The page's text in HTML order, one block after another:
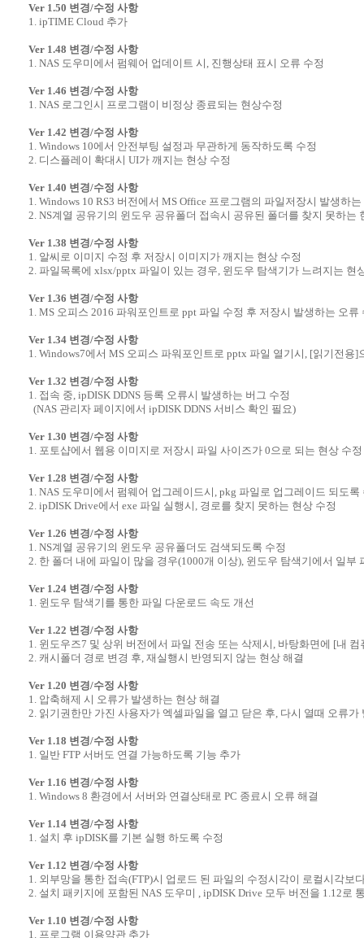
Ver 1.50 변경/수정 사항
1. ipTIME Cloud 추가
Ver 1.48 변경/수정 사항
1. NAS 도우미에서 펌웨어 업데이트 시, 진행상태 표시 오류 수정
Ver 1.46 변경/수정 사항
1. NAS 로그인시 프로그램이 비정상 종료되는 현상수정
Ver 1.42 변경/수정 사항
1. Windows 10에서 안전부팅 설정과 무관하게 동작하도록 수정
2. 디스플레이 확대시 UI가 깨지는 현상 수정
Ver 1.40 변경/수정 사항
1. Windows 10 RS3 버전에서 MS Office 프로그램의 파일저장시 발생하
2. NS계열 공유기의 윈도우 공유폴더 접속시 공유된 폴더를 찾지 못하는
Ver 1.38 변경/수정 사항
1. 알씨로 이미지 수정 후 저장시 이미지가 깨지는 현상 수정
2. 파일목록에 xlsx/pptx 파일이 있는 경우, 윈도우 탐색기가 느려지는 현
Ver 1.36 변경/수정 사항
1. MS 오피스 2016 파워포인트로 ppt 파일 수정 후 저장시 발생하는 오류
Ver 1.34 변경/수정 사항
1. Windows7에서 MS 오피스 파워포인트로 pptx 파일 열기시, [읽기전용]
Ver 1.32 변경/수정 사항
1. 접속 중, ipDISK DDNS 등록 오류시 발생하는 버그 수정
(NAS 관리자 페이지에서 ipDISK DDNS 서비스 확인 필요)
Ver 1.30 변경/수정 사항
1. 포토샵에서 웹용 이미지로 저장시 파일 사이즈가 0으로 되는 현상 수정
Ver 1.28 변경/수정 사항
1. NAS 도우미에서 펌웨어 업그레이드시, pkg 파일로 업그레이드 되도록
2. ipDISK Drive에서 exe 파일 실행시, 경로를 찾지 못하는 현상 수정
Ver 1.26 변경/수정 사항
1. NS계열 공유기의 윈도우 공유폴더도 검색되도록 수정
2. 한 폴더 내에 파일이 많을 경우(1000개 이상), 윈도우 탐색기에서 일부
Ver 1.24 변경/수정 사항
1. 윈도우 탐색기를 통한 파일 다운로드 속도 개선
Ver 1.22 변경/수정 사항
1. 윈도우즈7 및 상위 버전에서 파일 전송 또는 삭제시, 바탕화면에 [내
2. 캐시폴더 경로 변경 후, 재실행시 반영되지 않는 현상 해결
Ver 1.20 변경/수정 사항
1. 압축해제 시 오류가 발생하는 현상 해결
2. 읽기권한만 가진 사용자가 엑셀파일을 열고 닫은 후, 다시 열때 오류가
Ver 1.18 변경/수정 사항
1. 일반 FTP 서버도 연결 가능하도록 기능 추가
Ver 1.16 변경/수정 사항
1. Windows 8 환경에서 서버와 연결상태로 PC 종료시 오류 해결
Ver 1.14 변경/수정 사항
1. 설치 후 ipDISK를 기본 실행 하도록 수정
Ver 1.12 변경/수정 사항
1. 외부망을 통한 접속(FTP)시 업로드 된 파일의 수정시각이 로컬시각보
2. 설치 패키지에 포함된 NAS 도우미 , ipDISK Drive 모두 버전을 1.12로
Ver 1.10 변경/수정 사항
1. 프로그램 이용약관 추가